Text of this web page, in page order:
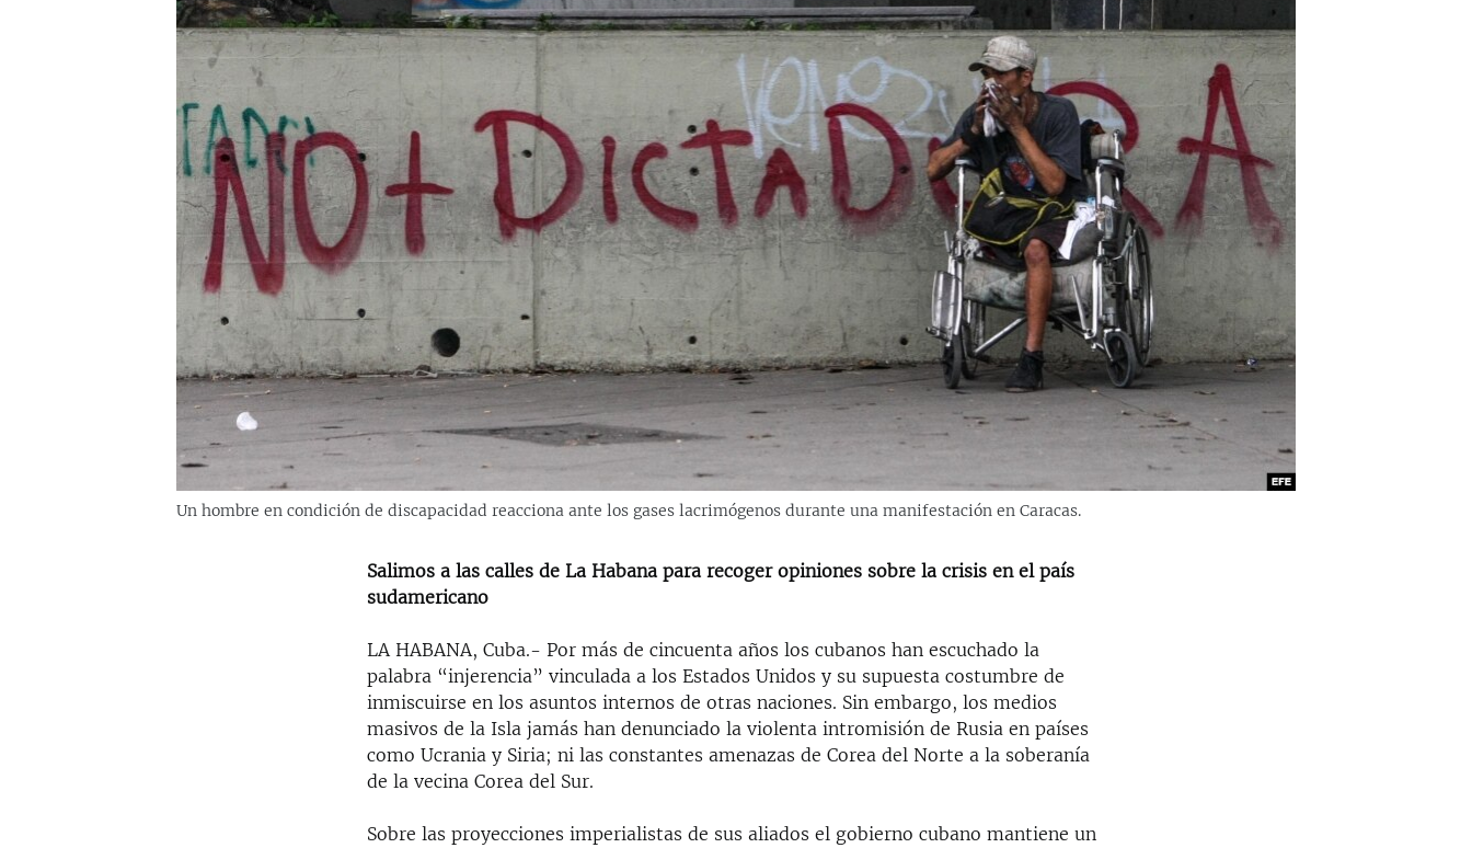
LA REALIDAD DE LA VIVIENDA EN
SER VIEJO EN CUBA
LOS SANTOS DE HIALEAH
DESINFORMACIÓN RUSA EN
LA INVASIÓN DE RUSIA A UCRANIA
Un hombre en condición de discapacidad reacciona ante los gases lacrimógenos durante una manifestación en Caracas.
Salimos a las calles de La Habana para recoger opiniones sobre la crisis en el país
sudamericano
LA HABANA, Cuba.- Por más de cincuenta años los cubanos han escuchado la
palabra “injerencia” vinculada a los Estados Unidos y su supuesta costumbre de
inmiscuirse en los asuntos internos de otras naciones. Sin embargo, los medios
masivos de la Isla jamás han denunciado la violenta intromisión de Rusia en países
como Ucrania y Siria; ni las constantes amenazas de Corea del Norte a la soberanía
de la vecina Corea del Sur.
Sobre las proyecciones imperialistas de sus aliados el gobierno cubano mantiene un